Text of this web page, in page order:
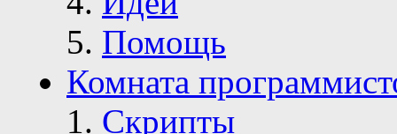
Помощь
Комната
Скрипты